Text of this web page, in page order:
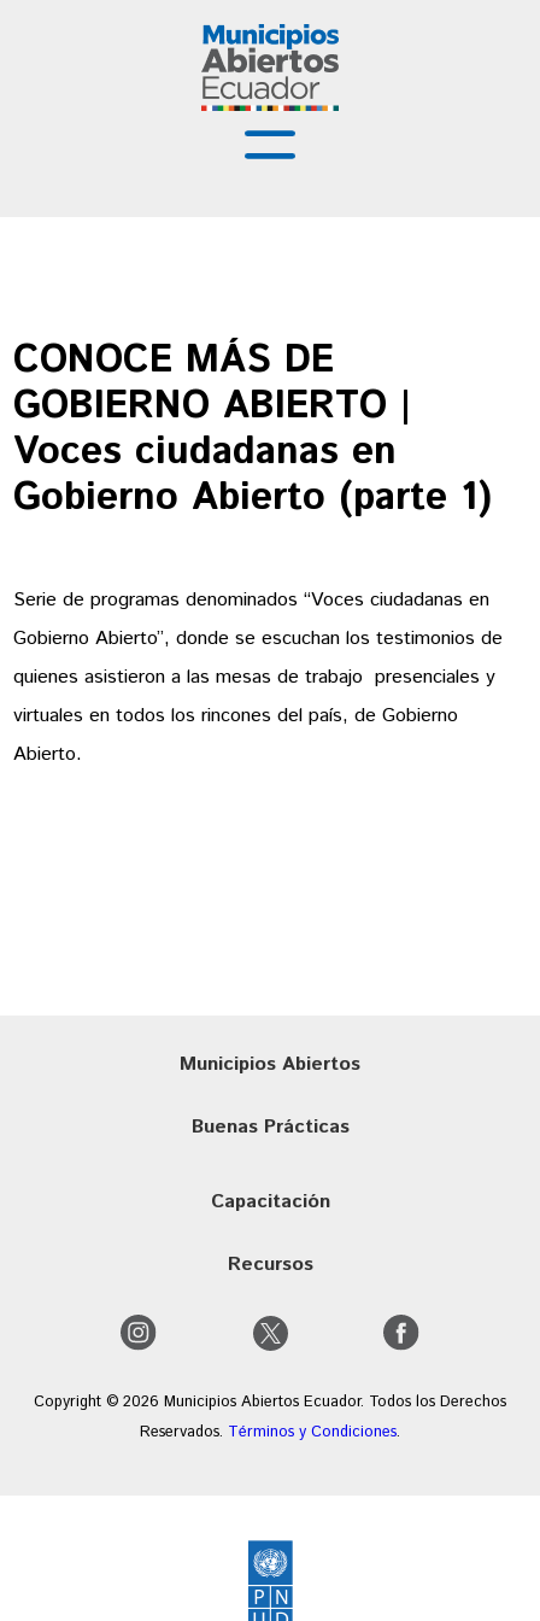
Capacitación
Noticias
CONOCE MÁS DE
GOBIERNO ABIERTO |
Voces ciudadanas en
Gobierno Abierto (parte 1)
Serie de programas denominados “Voces ciudadanas en
Gobierno Abierto”, donde se escuchan los testimonios de
quienes asistieron a las mesas de trabajo presenciales y
virtuales en todos los rincones del país, de Gobierno
Abierto.
Municipios Abiertos
Buenas Prácticas
Capacitación
Recursos
Copyright © 2026 Municipios Abiertos Ecuador. Todos los Derechos
Reservados. Términos y Condiciones.